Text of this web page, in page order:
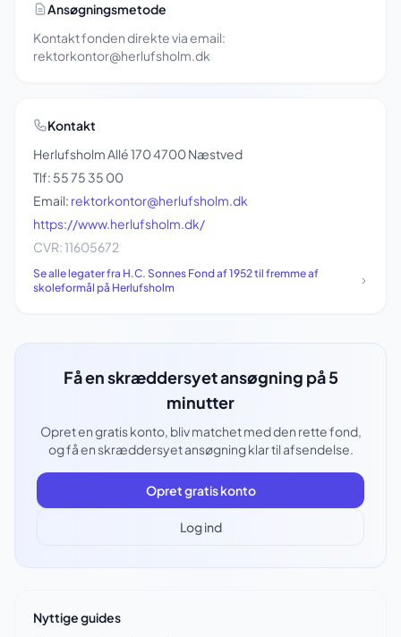
Ansøgningsmetode
Kontakt fonden direkte via email:
rektorkontor@herlufsholm.dk
Kontakt
Herlufsholm Allé 170 4700 Næstved
Tlf: 55 75 35 00
Email: rektorkontor@herlufsholm.dk
https://www.herlufsholm.dk/
CVR: 11605672
Se alle legater fra H.C. Sonnes Fond af 1952 til fremme af
skoleformål på Herlufsholm
Få en skræddersyet ansøgning på 5
minutter
Opret en gratis konto, bliv matchet med den rette fond,
og få en skræddersyet ansøgning klar til afsendelse.
Opret gratis konto
Log ind
Nyttige guides